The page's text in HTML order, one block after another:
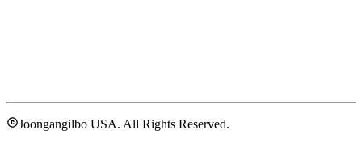
Joongangilbo USA. All Rights Reserved.